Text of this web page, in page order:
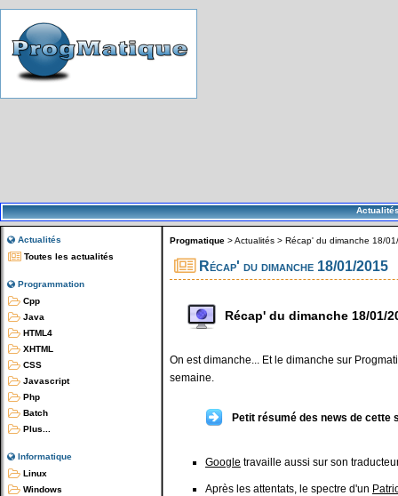
Actualités
Toutes les actualités
Programmation
Cpp
Java
HTML4
XHTML
CSS
Javascript
Php
Batch
Plus...
Informatique
Linux
Windows
Progmatique >Actualités > Récap' du dimanche 18/
Récap' du dimanche 18/01/2015
Récap' du dimanche 18/01/
On est dimanche... Et le dimanche sur
semaine.
Petit résumé des news de cette
Google travaille aussi sur son
Après les attentats, le spectre d'un